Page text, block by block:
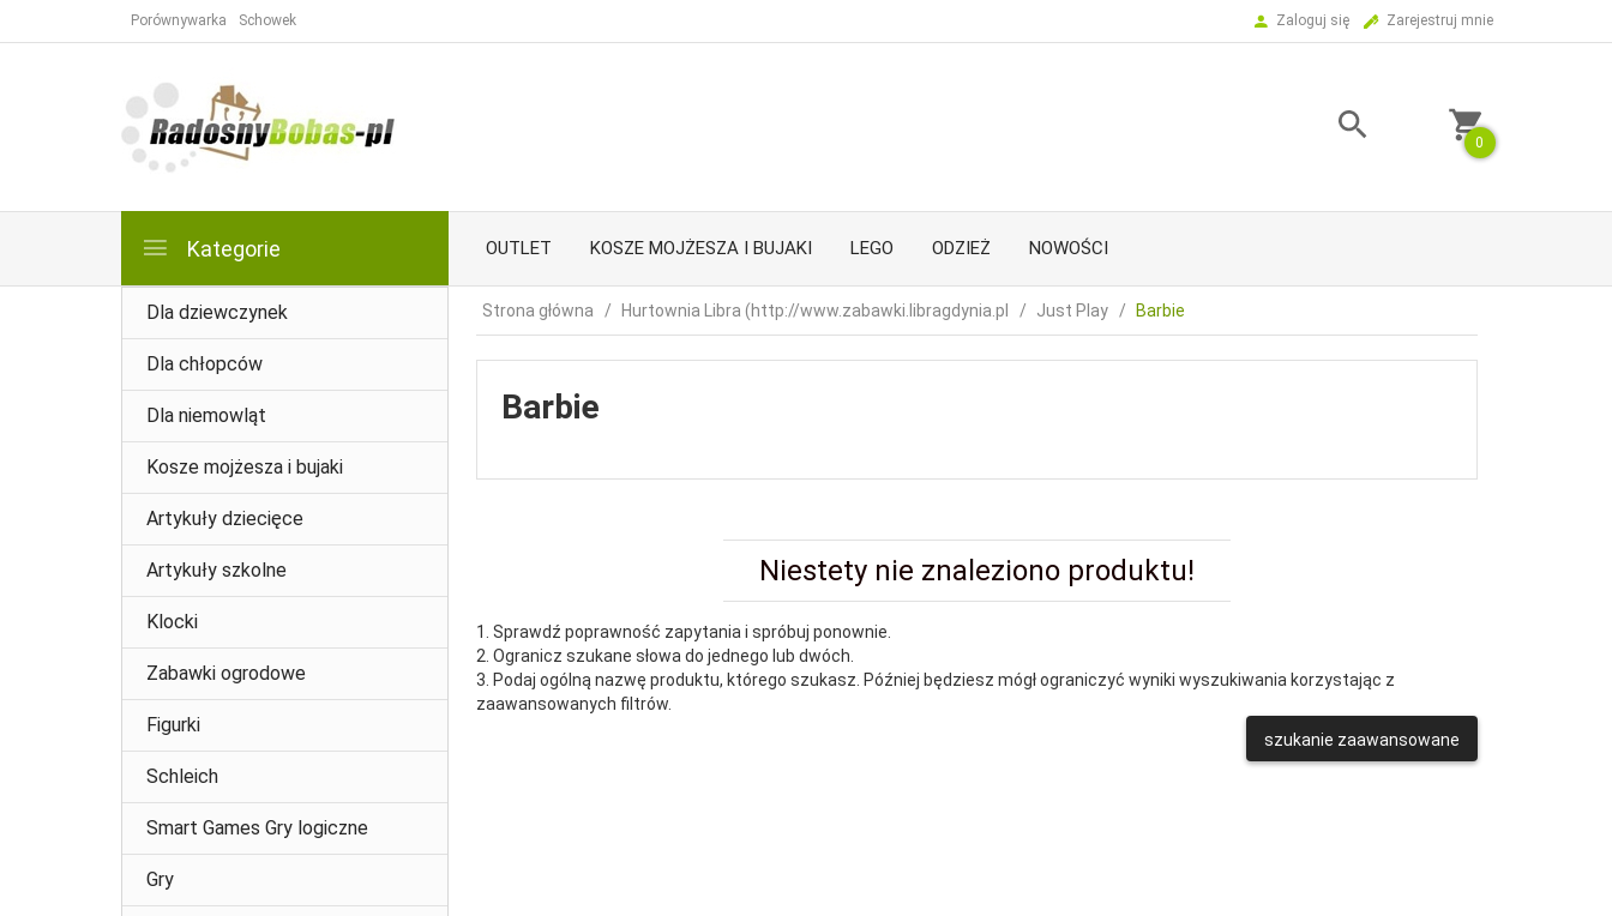
Porównywarka Schowek Zaloguj się Zarejestruj mnie
0
Kategorie OUTLET KOSZE MOJŻESZA I BUJAKI LEGO ODZIEŻ NOWOŚCI
Dla dziewczynek
Dla chłopców
Dla niemowląt
Kosze mojżesza i bujaki
Artykuły dziecięce
Artykuły szkolne
Klocki
Zabawki ogrodowe
Figurki
Schleich
Smart Games Gry logiczne
Gry
Strona główna Hurtownia Libra (http://www.zabawki.libragdynia.pl Just Play Barbie
Barbie
Niestety nie znaleziono produktu!
1. Sprawdź poprawność zapytania i spróbuj ponownie.
2. Ogranicz szukane słowa do jednego lub dwóch.
3. Podaj ogólną nazwę produktu, którego szukasz. Później będziesz mógł ograniczyć wyniki wyszukiwania korzystając z
zaawansowanych filtrów.
szukanie zaawansowane